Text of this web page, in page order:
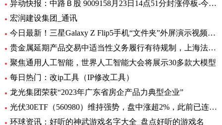
异动快报：中路Ｂ股 9009158月23日14点51分封涨停板-今日热搜
宏润建设集团_通讯
今日最新！三星Galaxy Z Flip5手机“文件夹”外屏演示视频曝光
贵金属延期产品交易中适当性义务履行有待规制，上海法院向交易所发出司法建议_每日观察
聚焦通用人工智能，世界人工智能大会将展示30多款大模型
每日热门：改ip工具（IP修改工具）
龙光集团荣获“2023年广东省房企产品力典型企业”
光伏30ETF（560980）维持强势，盘中涨超2%，此前已连升3日，权重股捷佳伟创涨超3%
环球资讯：好听的神武游戏名字大全_盘点好听的游戏名